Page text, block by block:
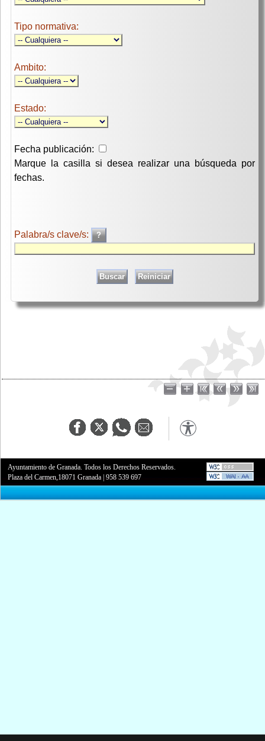
Tipo normativa:
Ambito:
Estado:
Fecha publicación:
Marque la casilla si desea realizar una búsqueda por
fechas.
Palabra/s clave/s:
Ayuntamiento de Granada. Todos los Derechos Reservados.
Plaza del Carmen,18071 Granada |958 539 697